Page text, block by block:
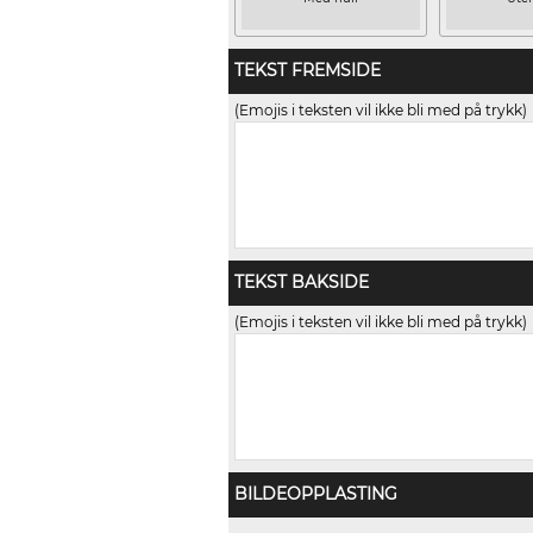
TEKST FREMSIDE
(Emojis i teksten vil ikke bli med på trykk)
TEKST BAKSIDE
(Emojis i teksten vil ikke bli med på trykk)
BILDEOPPLASTING